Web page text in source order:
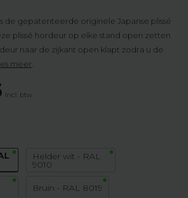
de gepatenteerde originele Japanse plissé
plissé hordeur op elke stand open zetten
naar de zijkant open klapt zodra u de
meer
Incl. btw
Helder wit - RAL
9010
Bruin - RAL 8019